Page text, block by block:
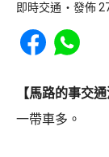
即時交通 發佈
Share to Facebook
Share to
【馬路的事交通
一帶車多。